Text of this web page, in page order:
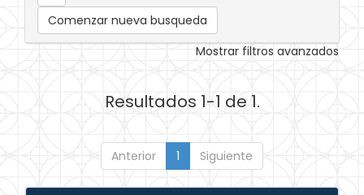
Comenzar nueva busqueda
Mostrar filtros avanzados
Resultados 1-1 de 1.
Anterior 1 Siguiente